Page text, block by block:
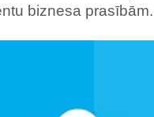
biznesa prasībām.